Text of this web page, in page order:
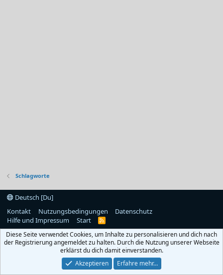
Schlagworte
Deutsch [Du]
Kontakt
Nutzungsbedingungen
Datenschutz
Hilfe und Impressum
Start
R
S
Diese Seite verwendet Cookies, um Inhalte zu personalisieren und dich nach
der Registrierung angemeldet zu halten. Durch die Nutzung unserer Webseite
erklärst du dich damit einverstanden.
Akzeptieren
Erfahre mehr…